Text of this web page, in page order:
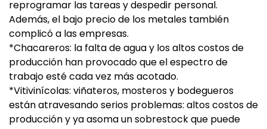
reprogramar las tareas y despedir personal.
Además, el bajo precio de los metales también
complicó a las empresas.
*Chacareros: la falta de agua y los altos costos de
producción han provocado que el espectro de
trabajo esté cada vez más acotado.
*Vitivinícolas: viñateros, mosteros y bodegueros
están atravesando serios problemas: altos costos de
producción y ya asoma un sobrestock que puede